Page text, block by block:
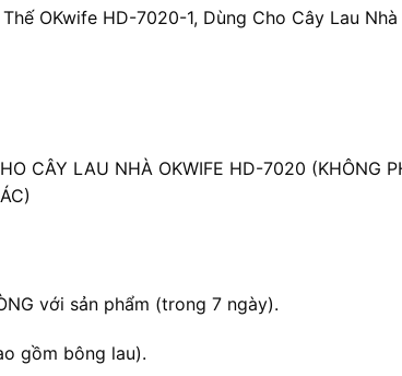
OKwife HD-7020-1, Dùng Cho Cây Lau
CÂY LAU NHÀ OKWIFE HD-7020 (KHÔNG
với sản phẩm (trong 7 ngày).
gồm bông lau).